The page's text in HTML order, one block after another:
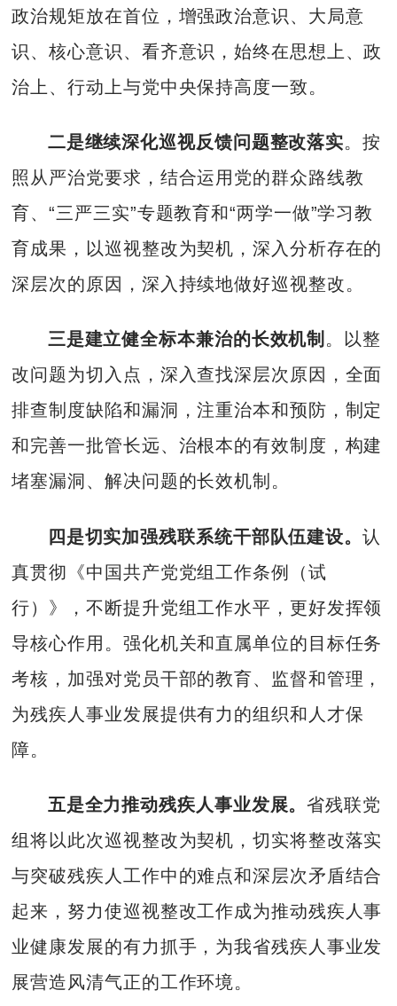
政治规矩放在首位，增强政治意识、大局意
识、核心意识、看齐意识，始终在思想上、政
治上、行动上与党中央保持高度一致。
二是继续深化巡视反馈问题整改落实。按
照从严治党要求，结合运用党的群众路线教
育、“三严三实”专题教育和“两学一做”学习教
育成果，以巡视整改为契机，深入分析存在的
深层次的原因，深入持续地做好巡视整改。
三是建立健全标本兼治的长效机制 。以整
改问题为切入点，深入查找深层次原因，全面
排查制度缺陷和漏洞，注重治本和预防，制定
和完善一批管长远、治根本的有效制度，构建
堵塞漏洞、解决问题的长效机制。
四是切实加强残联系统干部队伍建设。 认
真贯彻《中国共产党党组工作条例（试
行）》，不断提升党组工作水平，更好发挥领
导核心作用。强化机关和直属单位的目标任务
考核，加强对党员干部的教育、监督和管理，
为残疾人事业发展提供有力的组织和人才保
障。
五是全力推动残疾人事业发展。省残联党
组将以此次巡视整改为契机，切实将整改落实
与突破残疾人工作中的难点和深层次矛盾结合
起来，努力使巡视整改工作成为推动残疾人事
业健康发展的有力抓手，为我省残疾人事业发
展营造风清气正的工作环境。